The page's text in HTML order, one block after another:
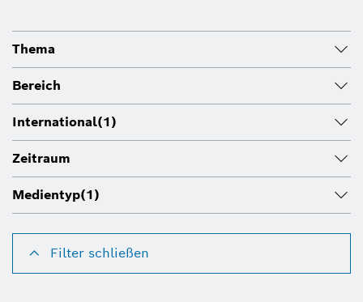
Thema
Bereich
International(1)
Zeitraum
Medientyp(1)
Filter schließen